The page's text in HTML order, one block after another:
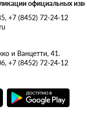
официальных
+7 (8452) 72-24-12
и Ванцетти, 41.
+7 (8452) 72-24-12